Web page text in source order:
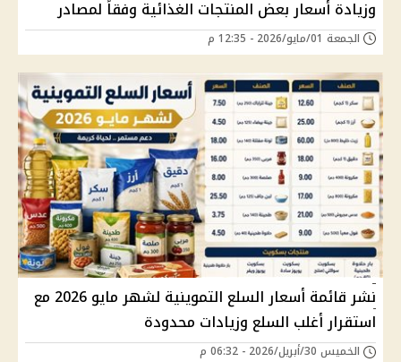
وزيادة أسعار بعض المنتجات الغذائية وفقاً لمصادر
الجمعة 01/مايو/2026 - 12:35 م
نشر قائمة أسعار السلع التموينية لشهر مايو 2026 مع
استقرار أغلب السلع وزيادات محدودة
الخميس 30/أبريل/2026 - 06:32 م